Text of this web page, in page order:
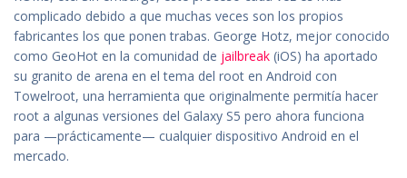
complicado debido a que muchas veces son los propios
fabricantes los que ponen trabas. George Hotz, mejor conocido
como GeoHot en la comunidad de jailbreak (iOS) ha aportado
su granito de arena en el tema del root en Android con
Towelroot, una herramienta que originalmente permitía hacer
root a algunas versiones del Galaxy S5 pero ahora funciona
para —prácticamente— cualquier dispositivo Android en el
mercado.